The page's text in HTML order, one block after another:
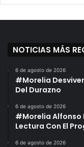
NOTICIAS MÁS
6 de agosto de 2026
#Morelia
Del Durazno
6 de agosto de 2026
#Morelia Alfonso
Lectura Con El
6 de agosto de 2026